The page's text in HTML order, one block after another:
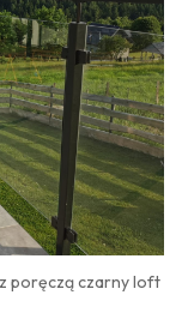
poręczą czarny loft